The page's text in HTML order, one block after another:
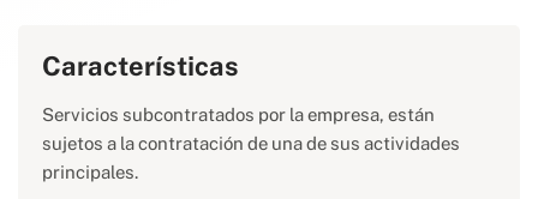
Características
Servicios subcontratados por la empresa, están
sujetos a la contratación de una de sus actividades
principales.